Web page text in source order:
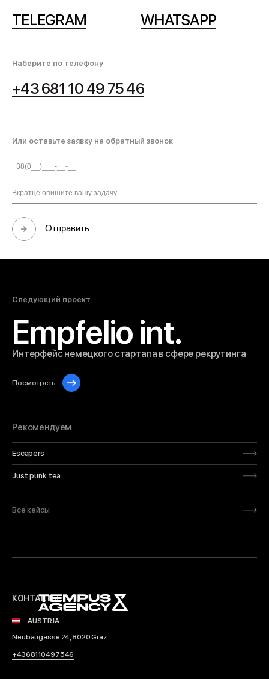
TELEGRAM WHATSAPP
Или оставьте заявку на обратный звонок
Отправить
Наберите по телефону
+43 681 10 49 75 46
Следующий проект
Empfelio int.
Интерфейс немецкого стартапа в сфере рекрутинга
Посмотреть
Рекомендуем
Escapers
Just punk tea
Все кейсы
КОНТАКТЫ
AUSTRIA
Neubaugasse 24, 8020 Graz
+4368110497546